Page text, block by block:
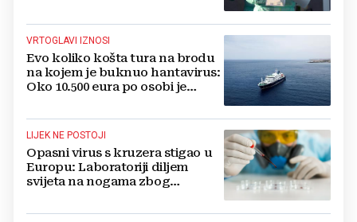
VRTOGLAVI IZNOSI
Evo koliko košta tura na brodu
na kojem je buknuo hantavirus:
Oko 10.500 eura po osobi je
LIJEK NE POSTOJI
Opasni virus s kruzera stigao u
Europu: Laboratoriji diljem
svijeta na nogama zbog